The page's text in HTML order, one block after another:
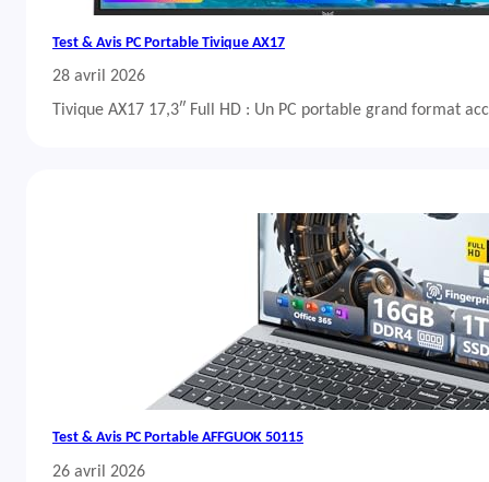
Test & Avis PC Portable Tivique AX17
28 avril 2026
Tivique AX17 17,3″ Full HD : Un PC portable grand format
Test & Avis PC Portable AFFGUOK 50115
26 avril 2026